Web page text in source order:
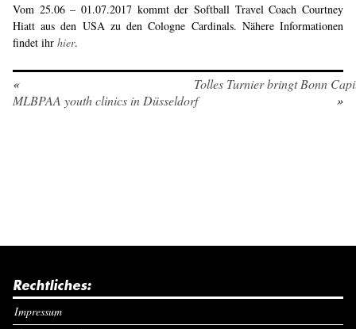
Vom 25.06 – 01.07.2017 kommt der Softball Travel Coach Courtney
Hiatt aus den USA zu den Cologne Cardinals. Nähere Informationen
findet ihr hier.
«
MLBPAA youth clinics in Düsseldorf
Tolles Turnier bringt Bonn
»
Rechtliches:
Impressum